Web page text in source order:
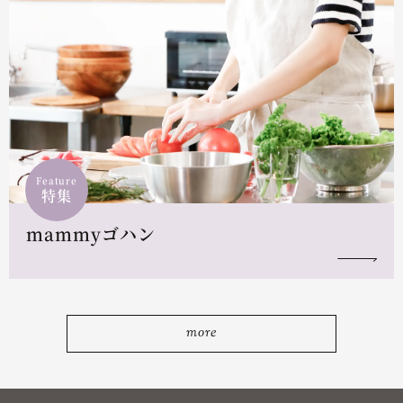
Feature
特集
mammyゴハン
more